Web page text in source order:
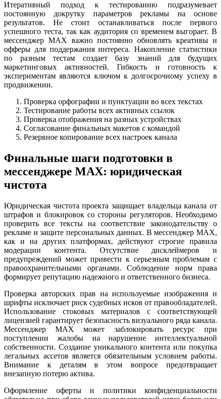
Итеративный подход к тестированию подразумевает
постоянную докрутку параметров рекламы на основе
результатов. Не стоит останавливаться после первого
успешного теста, так как аудитория со временем выгорает. В
мессенджер MAX важно постоянно обновлять креативы и
офферы для поддержания интереса. Накопление статистики
по разным тестам создает базу знаний для будущих
маркетинговых активностей. Гибкость и готовность к
экспериментам являются ключом к долгосрочному успеху в
продвижении.
Проверка орфографии и пунктуации во всех текстах
Тестирование работы всех активных ссылок
Проверка отображения на разных устройствах
Согласование финальных макетов с командой
Резервное копирование всех настроек канала
Финальные шаги подготовки в
мессенджере MAX: юридическая
чистота
Юридическая чистота проекта защищает владельца канала от
штрафов и блокировок со стороны регуляторов. Необходимо
проверить все тексты на соответствие законодательству о
рекламе и защите персональных данных. В мессенджер MAX,
как и на других платформах, действуют строгие правила
модерации контента. Отсутствие дисклеймеров и
предупреждений может привести к серьезным проблемам с
правоохранительными органами. Соблюдение норм права
формирует репутацию надежного и ответственного бизнеса.
Проверка авторских прав на используемые изображения и
шрифты исключает риск судебных исков от правообладателей.
Использование стоковых материалов с соответствующей
лицензией гарантирует безопасность визуального ряда канала.
Мессенджер MAX может заблокировать ресурс при
поступлении жалобы на нарушение интеллектуальной
собственности. Создание уникального контента или покупка
легальных ассетов является обязательным условием работы.
Внимание к деталям в этом вопросе предотвращает
внезапную потерю актива.
Оформление оферты и политики конфиденциальности